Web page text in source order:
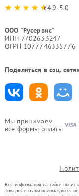
Мы принимаем
все формы оплаты
4.9-5.0
ООО "Русервис"
ИНН 7702633247
ОГРН 1077746335776
Поделиться в соц.
Вся информация на сайте носит
Товарные знаки используются